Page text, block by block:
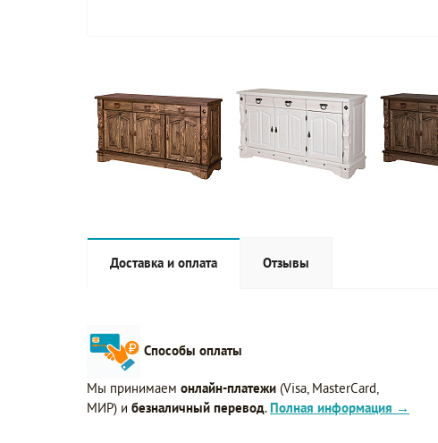
Доставка и оплата Отзывы
Способы оплаты
Мы принимаем онлайн-платежи (Visa, MasterCard,
МИР) и безналичный перевод. Полная информация →